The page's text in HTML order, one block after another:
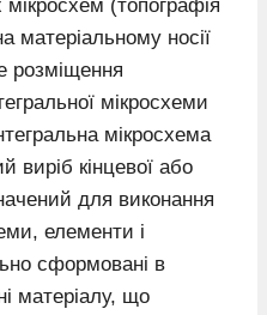
мікросхем (топографія
матеріальному носії
розміщення
мікросхеми
мікросхема
виріб кінцевої або
для виконання
елементи і
сформовані в
матеріалу, що